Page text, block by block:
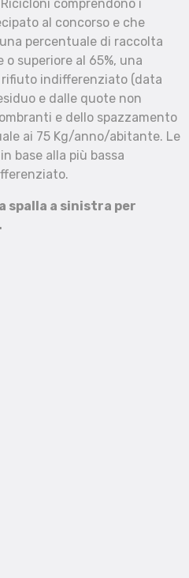
comprendono i
al concorso e che
percentuale di raccolta
superiore al 65%, una
indifferenziato (data
e dalle quote non
e dello spazzamento
ai 75 Kg/anno/abitante. Le
base alla più bassa
spalla a sinistra per